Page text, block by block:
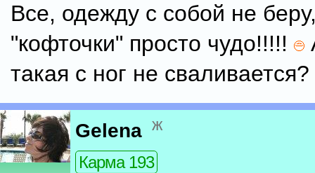
Все, одежду с собой не
"кофточки" просто чудо!!!!!
такая с ног не сваливается?
Gelena ж
Карма 193